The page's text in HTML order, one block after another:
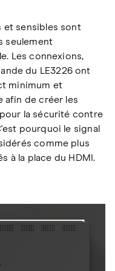
et sensibles sont
seulement
Les connexions,
du LE3226 ont
minimum et
afin de créer les
la sécurité contre
pourquoi le signal
comme plus
à la place du HDMI.